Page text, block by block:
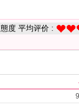
態度 平均评价 :